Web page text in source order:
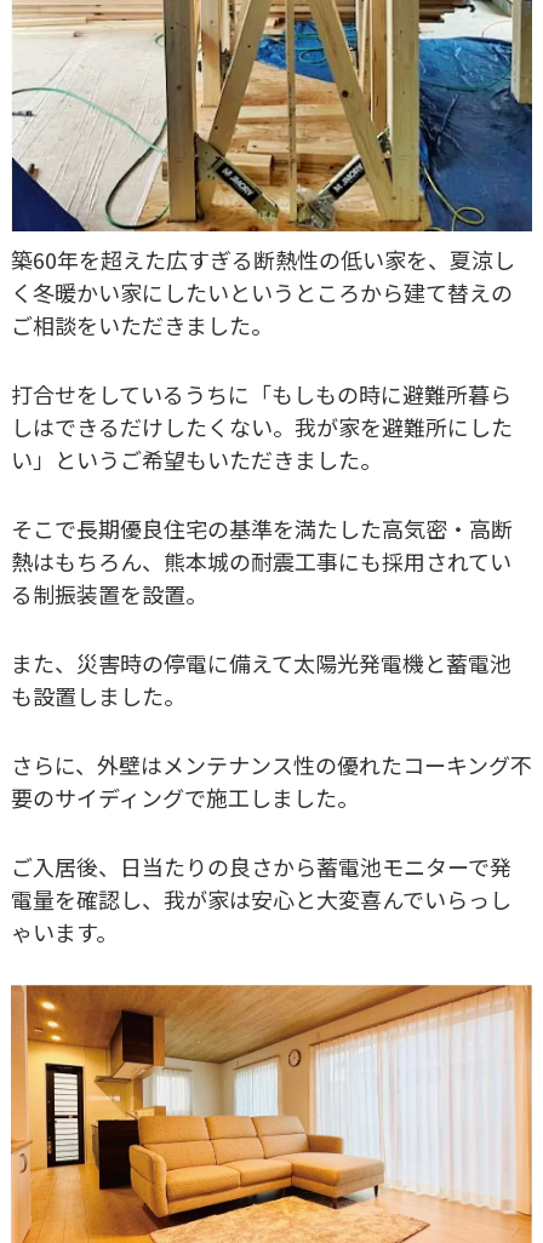
築60年を超えた広すぎる断熱性の低い家を、夏涼し
く冬暖かい家にしたいというところから建て替えの
ご相談をいただきました。
打合せをしているうちに「もしもの時に避難所暮ら
しはできるだけしたくない。我が家を避難所にした
い」というご希望もいただきました。
そこで長期優良住宅の基準を満たした高気密・高断
熱はもちろん、熊本城の耐震工事にも採用されてい
る制振装置を設置。
また、災害時の停電に備えて太陽光発電機と蓄電池
も設置しました。
さらに、外壁はメンテナンス性の優れたコーキング不
要のサイディングで施工しました。
ご入居後、日当たりの良さから蓄電池モニターで発
電量を確認し、我が家は安心と大変喜んでいらっし
ゃいます。